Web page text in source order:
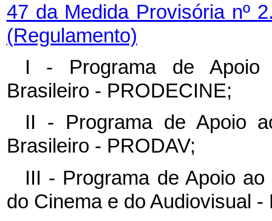
47 da Medida Provisória nº
(Regulamento)
I - Programa de Apoio
Brasileiro - PRODECINE;
II - Programa de Apoio
Brasileiro - PRODAV;
III - Programa de Apoio
do Cinema e do Audiovisual -